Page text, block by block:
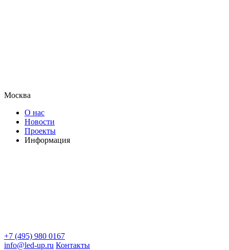
Москва
О нас
Новости
Проекты
Информация
+7 (495) 980 0167
info@led-up.ru Контакты